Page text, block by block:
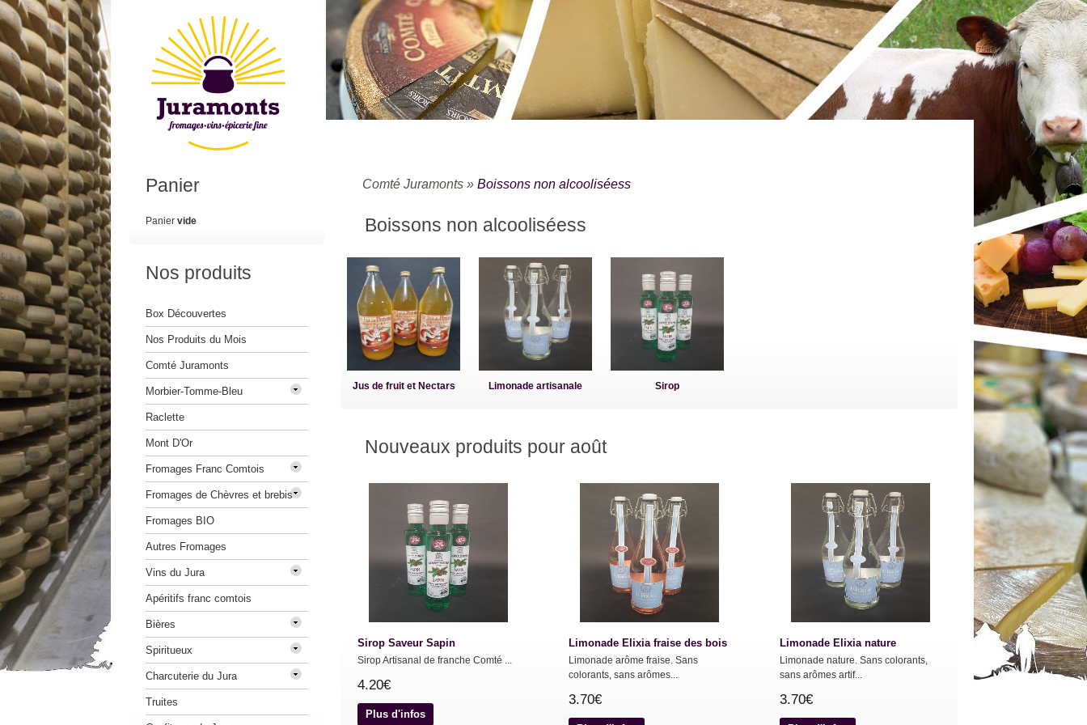
Comté Juramonts » Boissons non alcooliséess
Boissons non alcooliséess
Jus de fruit et Nectars Limonade artisanale Sirop
Nouveaux produits pour août
Sirop Saveur Sapin
Sirop Artisanal de franche Comté ...
4.20€
Plus d'infos
Limonade Elixia fraise des bois
Limonade arôme fraise. Sans
colorants, sans arômes...
3.70€
Limonade Elixia nature
Limonade nature. Sans colorants,
sans arômes artif...
3.70€
Panier
Panier vide
Nos produits
Box Découvertes
Nos Produits du Mois
Comté Juramonts
Morbier-Tomme-Bleu
Raclette
Mont D'Or
Fromages Franc Comtois
Fromages de Chèvres et brebis
Fromages BIO
Autres Fromages
Vins du Jura
Apéritifs franc comtois
Bières
Spiritueux
Charcuterie du Jura
Truites